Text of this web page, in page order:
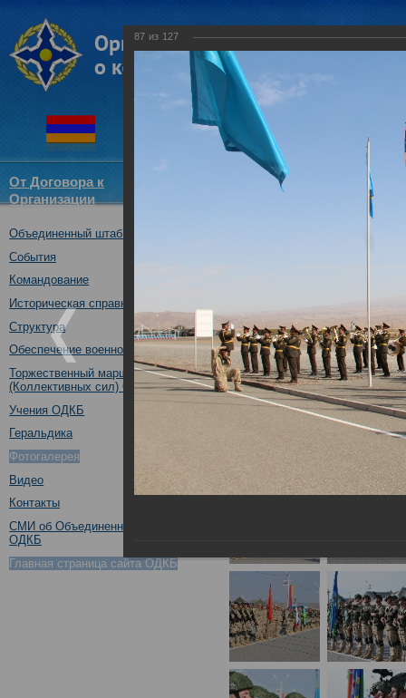
От Договора к
Организации
Объединенный штаб ОДКБ
События
Командование
Историческая справка
Структура
Обеспечение военной безопасности
Торжественный марш Войск
(Коллективных сил) ОДКБ
Учения ОДКБ
Геральдика
Фотогалерея
Видео
Контакты
СМИ об Объединенном штабе
ОДКБ
Главная страница сайта ОДКБ
87 из 127